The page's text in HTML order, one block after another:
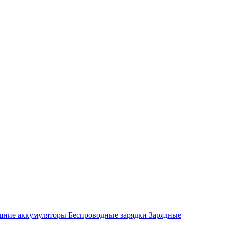
аккумуляторы Беспроводные зарядки Зарядные